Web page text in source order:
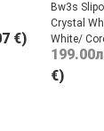
€)
Bw3s
Crystal
White/
199.00
€)